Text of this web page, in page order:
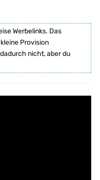
Werbelinks. Das
Provision
nicht, aber du